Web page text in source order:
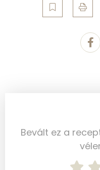
D vitamin:
K vitamin:
Bevált ez a